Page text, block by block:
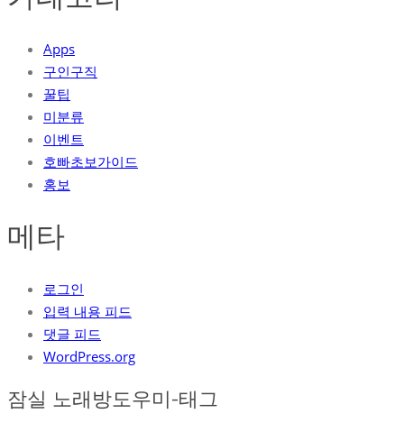
Apps
구인구직
꿀팁
미분류
이벤트
호빠초보가이드
홍보
메타
로그인
입력 내용 피드
댓글 피드
WordPress.org
잠실 노래방도우미-태그